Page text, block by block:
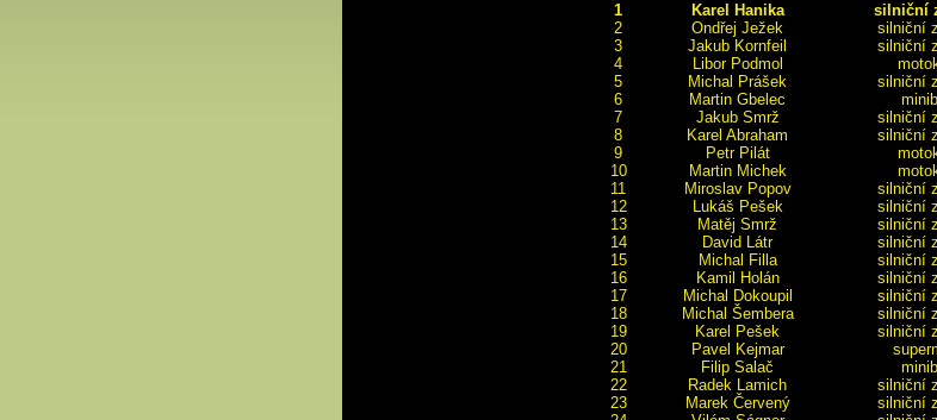
1
Karel Hanika
silniční
2
Ondřej Ježek
silniční
3
Jakub Kornfeil
silniční
4
Libor Podmol
5
Michal Prášek
silniční
6
Martin Gbelec
7
Jakub Smrž
silniční
8
Karel Abraham
silniční
9
Petr Pilát
10
Martin Michek
11
Miroslav Popov
silniční
12
Lukáš Pešek
silniční
13
Matěj Smrž
silniční
14
David Látr
silniční
15
Michal Filla
silniční
16
Kamil Holán
silniční
17
Michal Dokoupil
silniční
18
Michal Šembera
silniční
19
Karel Pešek
silniční
20
Pavel Kejmar
21
Filip Salač
22
Radek Lamich
silniční
23
Marek Červený
silniční